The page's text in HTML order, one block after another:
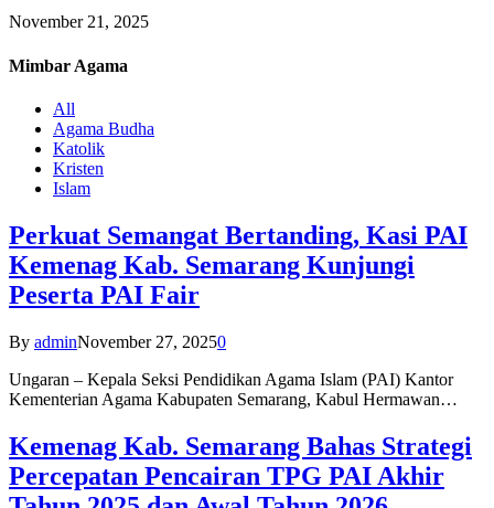
November 21, 2025
Mimbar Agama
All
Agama Budha
Katolik
Kristen
Islam
Perkuat Semangat Bertanding, Kasi PAI
Kemenag Kab. Semarang Kunjungi
Peserta PAI Fair
By adminNovember 27, 20250
Ungaran – Kepala Seksi Pendidikan Agama Islam (PAI) Kantor
Kementerian Agama Kabupaten Semarang, Kabul Hermawan…
Kemenag Kab. Semarang Bahas Strategi
Percepatan Pencairan TPG PAI Akhir